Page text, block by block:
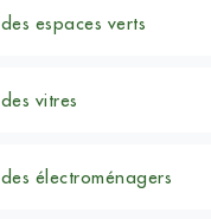
espaces verts
vitres
électroménagers